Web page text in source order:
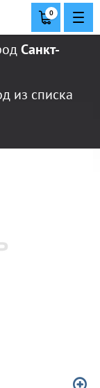
Санкт-
из списка
0